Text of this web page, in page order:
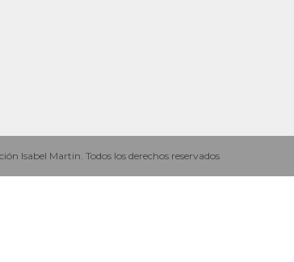
Isabel Martin. Todos los derechos reservados